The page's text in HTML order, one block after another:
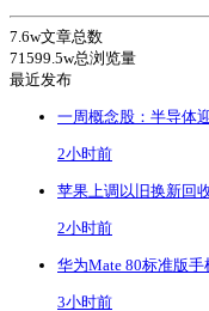
7.6w文章总数
71599.5w总浏览量
最近发布
一周概念股：半导体
2小时前
苹果上调以旧换新回
2小时前
华为Mate 80标准版
3小时前